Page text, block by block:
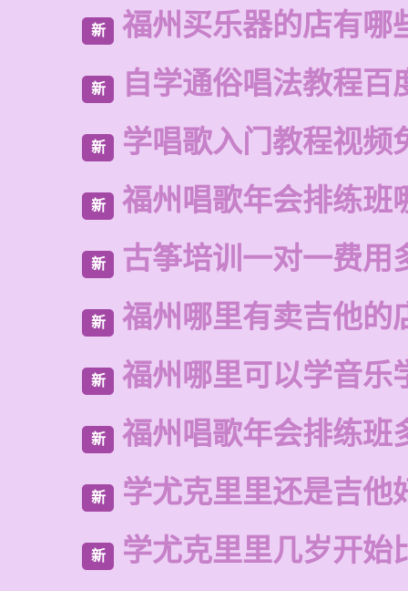
新 福州买乐器的店有哪
新 自学通俗唱法教程百
新 学唱歌入门教程视频
新 福州唱歌年会排练班
新 古筝培训一对一费用
新 福州哪里有卖吉他的
新 福州哪里可以学音乐
新 福州唱歌年会排练班
新 学尤克里里还是吉他
新 学尤克里里几岁开始